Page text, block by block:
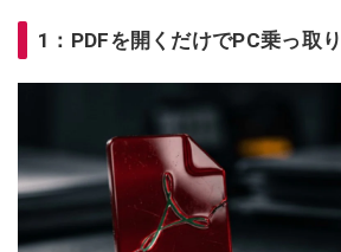
1：PDFを開くだけでPC乗っ取